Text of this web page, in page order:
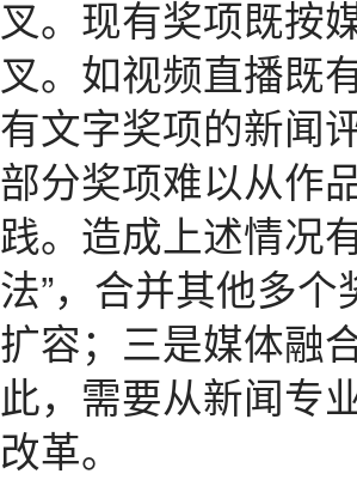
叉。现有奖项既按
叉。如视频直播既
有文字奖项的新闻
部分奖项难以从作
践。造成上述情况
法”，合并其他多
扩容；三是媒体融
此，需要从新闻专
改革。